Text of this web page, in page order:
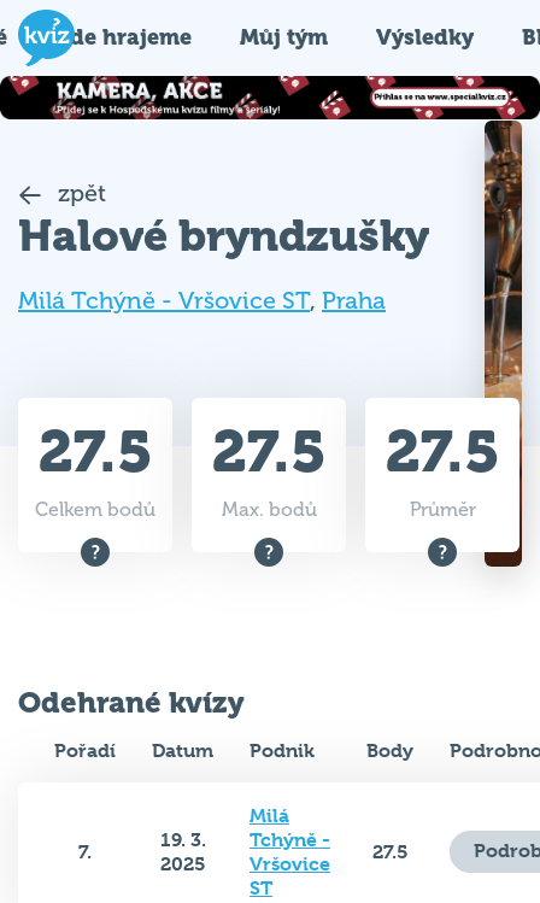
Kde hrajeme Můj tým Výsledky
zpět
Halové bryndzušky
Milá Tchýně - Vršovice ST, Praha
27.5
Celkem bodů
27.5
Max. bodů
27.5
Průměr
Odehrané kvízy
Pořadí Datum Podnik Body
7.
19. 3.
2025
Milá
Tchýně -
Vršovice
ST
27.5